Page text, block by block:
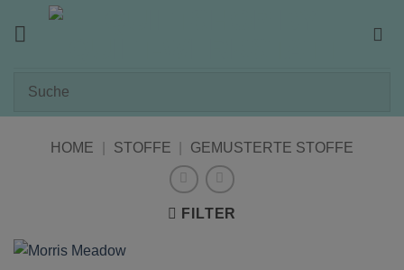
HOME STOFFE GEMUSTERTE STOFFE
FILTER